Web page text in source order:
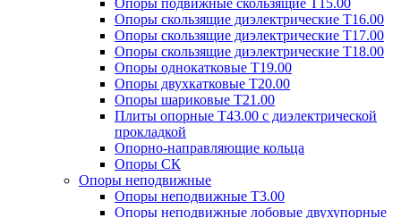
Опоры подвижные скользящие Т15.00
Опоры скользящие диэлектрические Т16.00
Опоры скользящие диэлектрические Т17.00
Опоры скользящие диэлектрические Т18.00
Опоры однокатковые Т19.00
Опоры двухкатковые Т20.00
Опоры шариковые Т21.00
Плиты опорные Т43.00 с диэлектрической
прокладкой
Опорно-направляющие кольца
Опоры СК
Опоры неподвижные
Опоры неподвижные Т3.00
Опоры неподвижные лобовые двухупорные